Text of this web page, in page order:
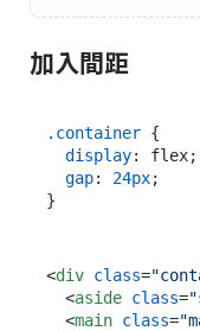
加入間距
.container {
display: flex;
gap: 24px;
<div class=
<aside class=
<main class=